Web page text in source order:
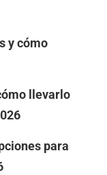
y cómo
llevarlo
para